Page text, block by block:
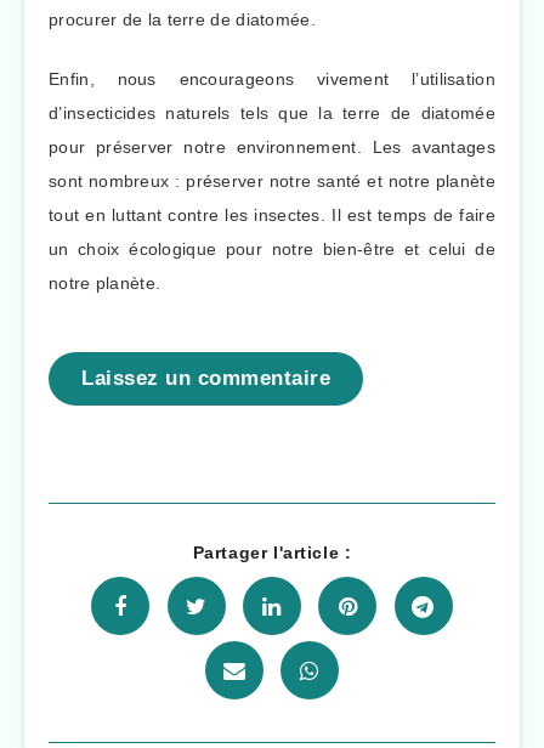
procurer de la terre de diatomée.
Enfin, nous encourageons vivement l’utilisation
d’insecticides naturels tels que la terre de diatomée
pour préserver notre environnement. Les avantages
sont nombreux : préserver notre santé et notre planète
tout en luttant contre les insectes. Il est temps de faire
un choix écologique pour notre bien-être et celui de
notre planète.
Laissez un commentaire
Partager l'article :